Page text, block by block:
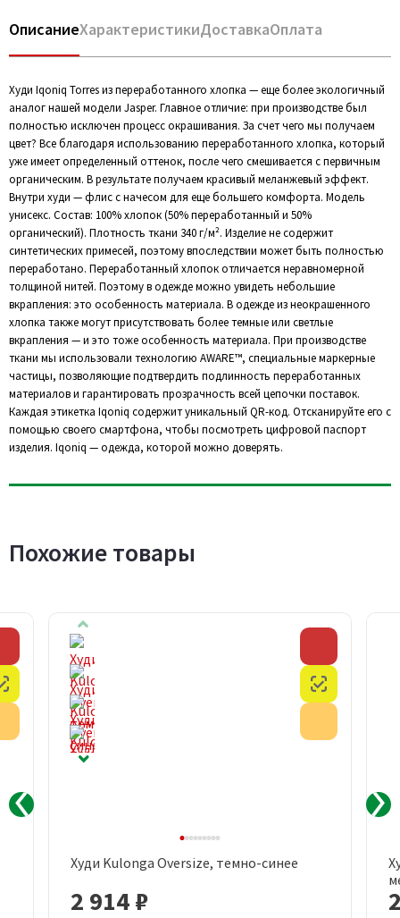
ОписаниеХарактеристикиДоставкаОплата
Худи Iqoniq Torres из переработанного хлопка — еще более экологичный
аналог нашей модели Jasper. Главное отличие: при производстве был
полностью исключен процесс окрашивания. За счет чего мы получаем
цвет? Все благодаря использованию переработанного хлопка, который
уже имеет определенный оттенок, после чего смешивается с первичным
органическим. В результате получаем красивый меланжевый эффект.
Внутри худи — флис с начесом для еще большего комфорта. Модель
унисекс. Состав: 100% хлопок (50% переработанный и 50%
органический). Плотность ткани 340 г/м². Изделие не содержит
синтетических примесей, поэтому впоследствии может быть полностью
переработано. Переработанный хлопок отличается неравномерной
толщиной нитей. Поэтому в одежде можно увидеть небольшие
вкрапления: это особенность материала. В одежде из неокрашенного
хлопка также могут присутствовать более темные или светлые
вкрапления — и это тоже особенность материала. При производстве
ткани мы использовали технологию AWARE™, специальные маркерные
частицы, позволяющие подтвердить подлинность переработанных
материалов и гарантировать прозрачность всей цепочки поставок.
Каждая этикетка Iqoniq содержит уникальный QR-код. Отсканируйте его с
помощью своего смартфона, чтобы посмотреть цифровой паспорт
изделия. Iqoniq — одежда, которой можно доверять.
Похожие товары
Честный знак
Худи Kulonga Oversize, темно-синее
2 914 ₽